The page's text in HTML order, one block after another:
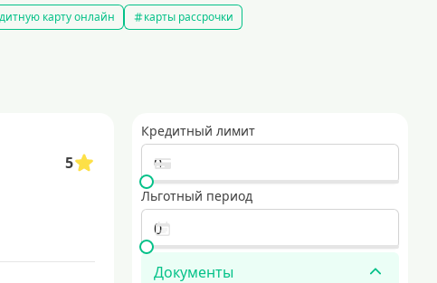
карту онлайн
карты рассрочки
Кредитный лимит
Льготный период
Документы
5